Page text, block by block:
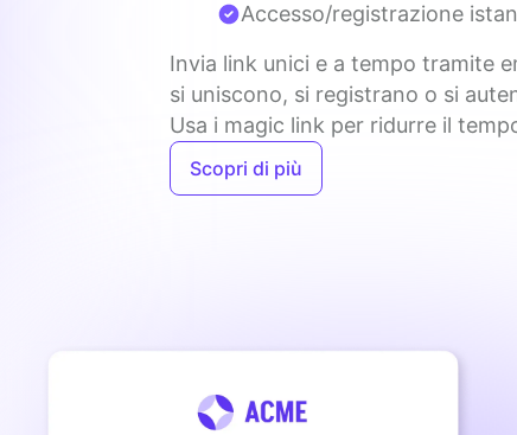
Invia link unici e a tempo tramite
si uniscono, si registrano o si
Usa i magic link per ridurre il
Accesso/registrazione
Scopri di più